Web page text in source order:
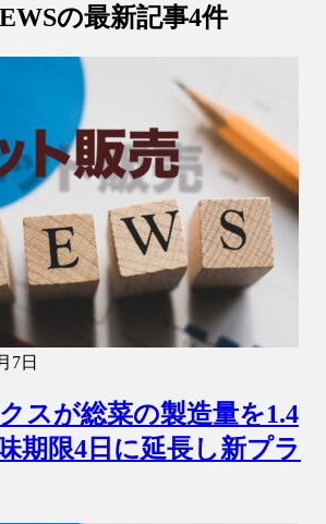
の最新記事4件
7日
スが総菜の製造量を1.4
期限4日に延長し新プラ